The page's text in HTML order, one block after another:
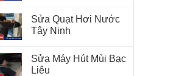
Sửa Quạt Hơi Nước
Tây Ninh
Sửa Máy Hút Mùi Bạc
Liêu